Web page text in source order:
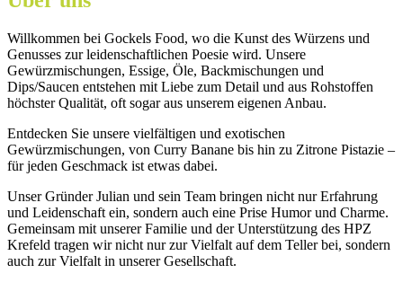
Willkommen bei Gockels Food, wo die Kunst des Würzens und
Genusses zur leidenschaftlichen Poesie wird. Unsere
Gewürzmischungen, Essige, Öle, Backmischungen und
Dips/Saucen entstehen mit Liebe zum Detail und aus Rohstoffen
höchster Qualität, oft sogar aus unserem eigenen Anbau.
Entdecken Sie unsere vielfältigen und exotischen
Gewürzmischungen, von Curry Banane bis hin zu Zitrone Pistazie –
für jeden Geschmack ist etwas dabei.
Unser Gründer Julian und sein Team bringen nicht nur Erfahrung
und Leidenschaft ein, sondern auch eine Prise Humor und Charme.
Gemeinsam mit unserer Familie und der Unterstützung des HPZ
Krefeld tragen wir nicht nur zur Vielfalt auf dem Teller bei, sondern
auch zur Vielfalt in unserer Gesellschaft.